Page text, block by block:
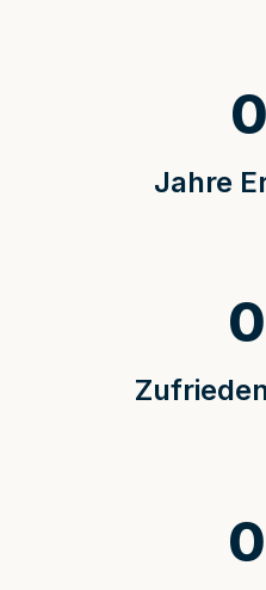
Jahre
0
0
0